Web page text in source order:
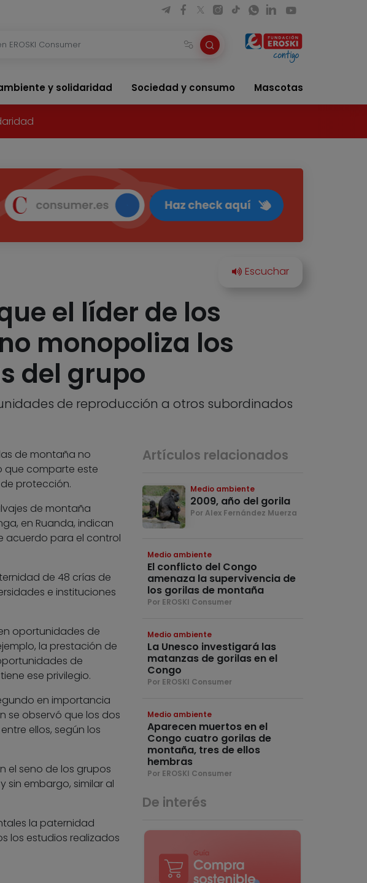
y solidaridad Sociedad y consumo Mascotas
el líder de los
monopoliza los
del grupo
de reproducción a otros subordinados
de montaña no
que comparte este
protección.
de montaña
en Ruanda, indican
acuerdo para el control
de 48 crías de
e instituciones
oportunidades de
la prestación de
de
ese privilegio.
en importancia
se observó que los dos
ellos, según los
el seno de los grupos
sin embargo, similar al
la paternidad
los estudios realizados
Artículos relacionados
Medio ambiente
2009, año del gorila
Por Alex Fernández Muerza
Medio ambiente
El conflicto del Congo
amenaza la supervivencia de
los gorilas de montaña
Por EROSKI Consumer
Medio ambiente
La Unesco investigará las
matanzas de gorilas en el
Congo
Por EROSKI Consumer
Medio ambiente
Aparecen muertos en el
Congo cuatro gorilas de
montaña, tres de ellos
hembras
Por EROSKI Consumer
De interés